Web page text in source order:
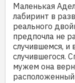
Маленькая
лабиринт в
реального
предпочла не
случившемся, и
случившегося.
мужем она
расположенный